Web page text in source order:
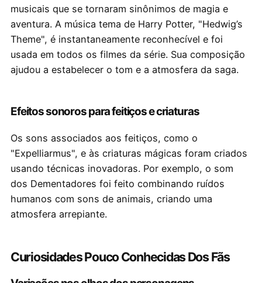
musicais que se tornaram sinônimos de magia e
aventura. A música tema de Harry Potter, "Hedwig’s
Theme", é instantaneamente reconhecível e foi
usada em todos os filmes da série. Sua composição
ajudou a estabelecer o tom e a atmosfera da saga.
Efeitos sonoros para feitiços e criaturas
Os sons associados aos feitiços, como o
"Expelliarmus", e às criaturas mágicas foram criados
usando técnicas inovadoras. Por exemplo, o som
dos Dementadores foi feito combinando ruídos
humanos com sons de animais, criando uma
atmosfera arrepiante.
Curiosidades Pouco Conhecidas Dos Fãs